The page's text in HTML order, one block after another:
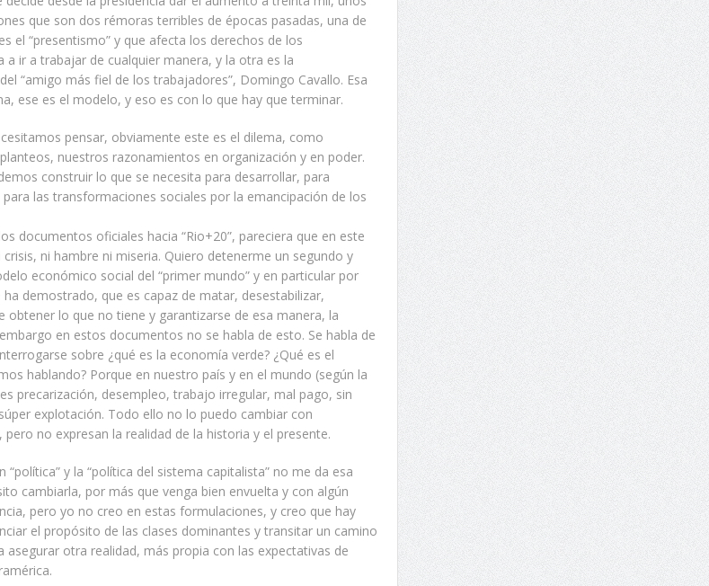
que son dos rémoras terribles de épocas pasadas, una de
el “presentismo” y que afecta los derechos de los
ir a trabajar de cualquier manera, y la otra es la
“amigo más fiel de los trabajadores”, Domingo Cavallo. Esa
ese es el modelo, y eso es con lo que hay que terminar.
pensar, obviamente este es el dilema, como
nuestros razonamientos en organización y en poder.
construir lo que se necesita para desarrollar, para
las transformaciones sociales por la emancipación de los
documentos oficiales hacia “Rio+20”, pareciera que en este
ni hambre ni miseria. Quiero detenerme un segundo y
económico social del “primer mundo” y en particular por
demostrado, que es capaz de matar, desestabilizar,
obtener lo que no tiene y garantizarse de esa manera, la
en estos documentos no se habla de esto. Se habla de
sobre ¿qué es la economía verde? ¿Qué es el
hablando? Porque en nuestro país y en el mundo (según la
precarización, desempleo, trabajo irregular, mal pago, sin
explotación. Todo ello no lo puedo cambiar con
pero no expresan la realidad de la historia y el presente.
“política” y la “política del sistema capitalista” no me da esa
cambiarla, por más que venga bien envuelta y con algún
pero yo no creo en estas formulaciones, y creo que hay
el propósito de las clases dominantes y transitar un camino
asegurar otra realidad, más propia con las expectativas de